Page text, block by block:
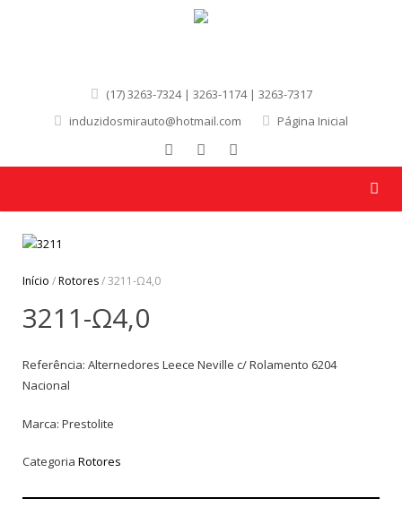
(17) 3263-7324 | 3263-1174 | 3263-7317
induzidosmirauto@hotmail.com
Página Inicial
Início /Rotores/ 3211-Ω4,0
3211-Ω4,0
Referência: Alternedores Leece Neville c/ Rolamento 6204
Nacional
Marca: Prestolite
Categoria Rotores